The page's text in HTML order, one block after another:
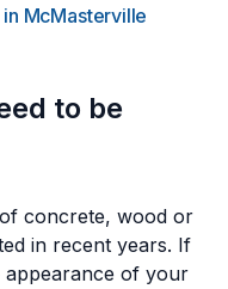
in McMasterville
to be
concrete, wood or
in recent years. If
appearance of your